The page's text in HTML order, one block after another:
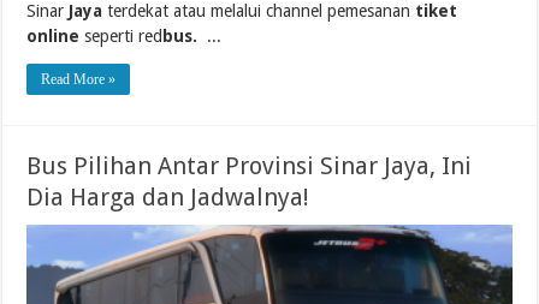
Sinar Jaya terdekat atau melalui channel pemesanan tiket
online seperti red bus. ...
Read More »
Bus Pilihan Antar Provinsi Sinar Jaya, Ini
Dia Harga dan Jadwalnya!